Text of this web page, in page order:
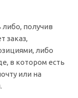
либо, получив
заказ,
либо
в котором есть
или на